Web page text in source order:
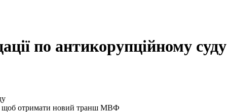
по антикорупційному суду
щоб отримати новий транш МВФ